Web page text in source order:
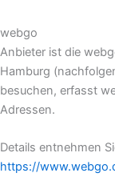
webgo
Anbieter ist die
Hamburg
besuchen, erfasst
Adressen.
Details entnehmen
https://